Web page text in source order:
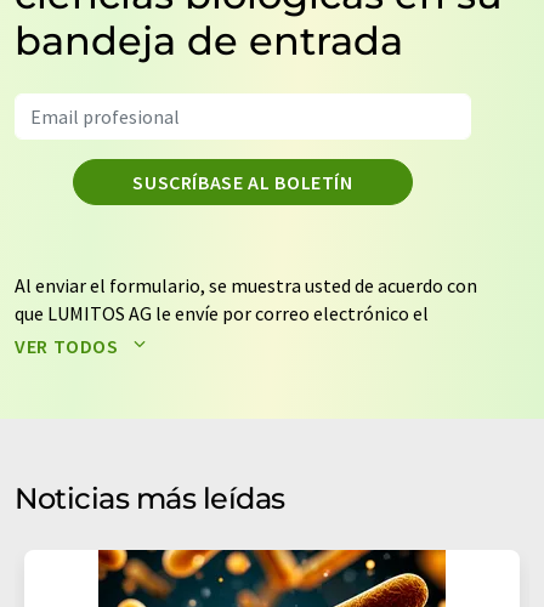
bandeja de entrada
SUSCRÍBASE AL BOLETÍN
Al enviar el formulario, se muestra usted de acuerdo con
que LUMITOS AG le envíe por correo electrónico el
boletín o boletines seleccionados anteriormente. Sus
de nuestrapolítica de protección de datos. LUMITOS
electrónico a efectos publicitarios o de investigación de
mercado y opinión. Puede revocar en todo momento su
de indicar los motivos informando por correo postal a
LUMITOS AG, Ernst-Augustin-Str. 2, 12489 Berlín
VER TODOS
Noticias más leídas